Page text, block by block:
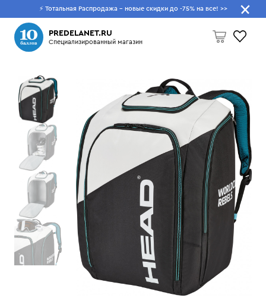
⚡ Тотальная Распродажа - новые скидки до -75% на все! >>
PREDELANET.RU
Специализированный магазин
Пусто
Что будем искать?